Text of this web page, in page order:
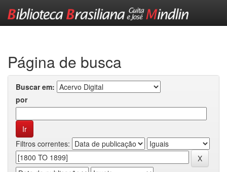
Página de busca
Buscar em:
por
Filtros correntes: